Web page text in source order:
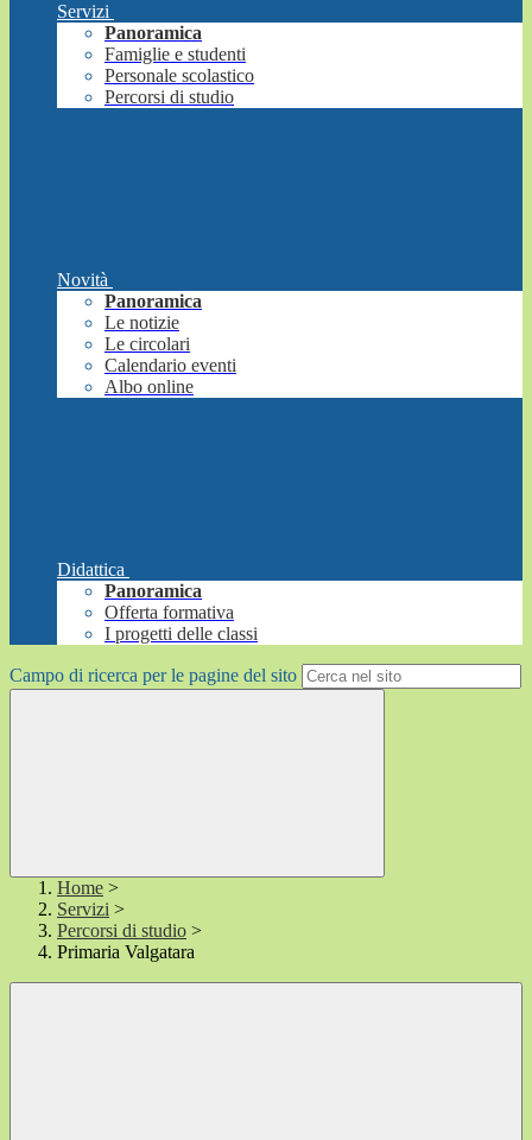
Servizi
Panoramica
Famiglie e studenti
Personale scolastico
Percorsi di studio
Novità
Panoramica
Le notizie
Le circolari
Calendario eventi
Albo online
Didattica
Panoramica
Offerta formativa
I progetti delle classi
Campo di ricerca per le pagine del sito
Home >
Servizi >
Percorsi di studio >
Primaria Valgatara